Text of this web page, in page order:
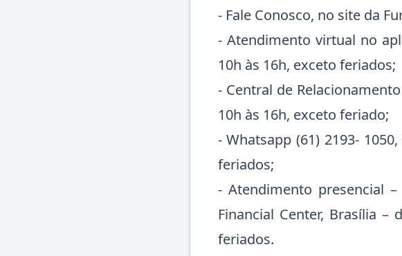
- Fale Conosco, no site da
- Atendimento virtual no
10h às 16h, exceto feriados;
- Central de
10h às 16h, exceto feriado;
- Whatsapp (61) 2193-
feriados;
- Atendimento presencial
Financial Center, Brasília –
feriados.